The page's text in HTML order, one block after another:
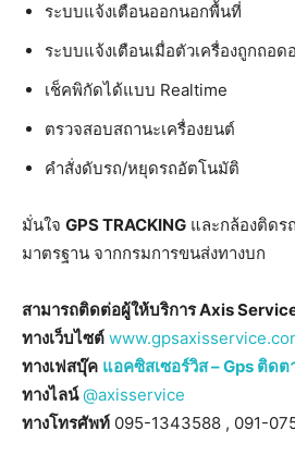
ระบบแจ้งเตือนออกนอกพื้นที่
ระบบแจ้งเตือนเมื่อตัวเครื่องถูกถอด
เช็คพิกัดได้แบบ Realtime
ตรวจสอบสถานะเครื่องยนต์
คำสั่งดับรถ/หยุดรถอัตโนมัติ
มั่นใจ GPS TRACKING และกล้องติดร
มาตรฐาน จากกรมการขนส่งทางบก
สามารถติดต่อผู้ให้บริการ Axis
ทางเว็บไซต์
ทางเฟสบุ๊ค แอคซิสเซอร์วิส – Gps ติด
ทางไลน์ @axisservice
ทางโทรศัพท์ 095-1343588 , 091-